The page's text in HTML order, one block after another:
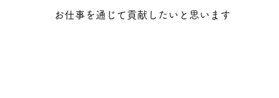
お仕事を通じて貢献したいと思います